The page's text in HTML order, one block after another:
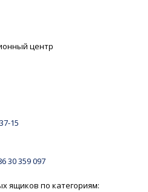
центр
15
30 359 097
ящиков по категориям: